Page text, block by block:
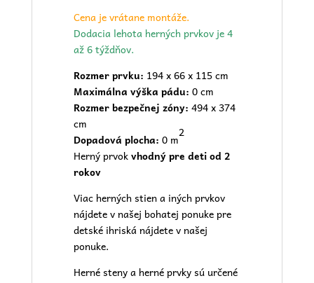
Cena je vrátane montáže.
Dodacia lehota herných prvkov je 4
až 6 týždňov.
Rozmer prvku: 194 x 66 x 115 cm
Maximálna výška pádu: 0 cm
Rozmer bezpečnej zóny: 494 x 374
cm
Dopadová plocha: 0 m
2
Herný prvokvhodný pre deti od 2
rokov
Viac herných stien a iných prvkov
nájdete v našej bohatej ponuke pre
detské ihriská nájdete v našej
ponuke.
Herné steny a herné prvky sú určené